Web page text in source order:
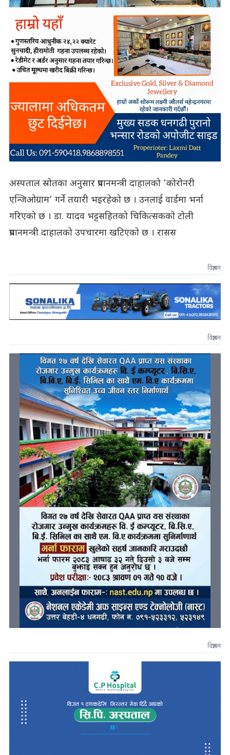
अस्पताल स्रोतका अनुसार प्रधानमन्त्री दाहालको ’कोरोनरी
एन्जिओग्राम’ गर्ने तयारी भइरहेको छ । उनलाई वार्डमा भर्ना
गरिएको छ । डा. यादव भट्टसहितको चिकित्सकको टोली
प्रधानमन्त्री दाहालको उपचारमा खटिएको छ । रासस
विज्ञापन
विज्ञापन
विज्ञापन